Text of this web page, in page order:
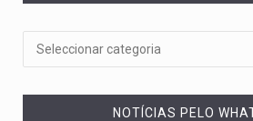
NOTÍCIAS PELO